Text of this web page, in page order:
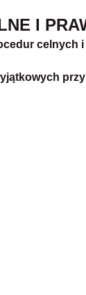
I
celnych